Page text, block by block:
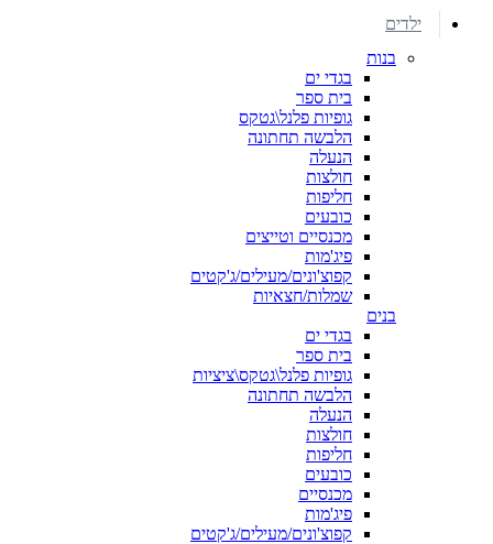
ילדים
בנות
בגדי ים
בית ספר
גופיות פלנל\גטקס
הלבשה תחתונה
הנעלה
חולצות
חליפות
כובעים
מכנסיים וטייצים
פיג'מות
קפוצ'ונים/מעילים/ג'קטים
שמלות/חצאיות
בנים
בגדי ים
בית ספר
גופיות פלנל\גטקס\ציציות
הלבשה תחתונה
הנעלה
חולצות
חליפות
כובעים
מכנסיים
פיג'מות
קפוצ'ונים/מעילים/ג'קטים